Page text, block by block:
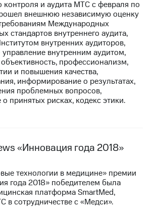
контроля и аудита МТС с февраля по
внешнюю независимую оценку
Международных
стандартов внутреннего аудита,
внутренних аудиторов,
внутренним аудитом,
профессионализм,
и повышения качества,
информирование о результатах,
проблемных вопросов,
принятых рисках, кодекс этики.
«Инновация года 2018»
технологии в медицине» премии
года 2018» победителем была
платформа SmartMed,
в сотрудничестве с «Медси».